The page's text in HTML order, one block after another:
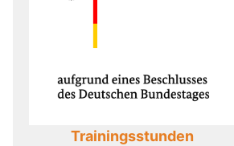
Trainingsstunden